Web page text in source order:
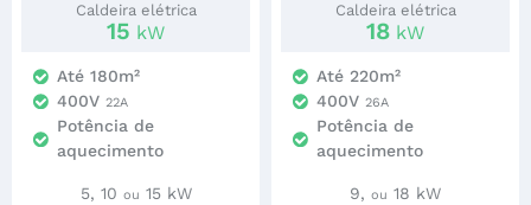
Caldeira elétrica
15 kW
Até 180m²
400V 22A
Potência de
aquecimento
5, 10 ou 15 kW
Caldeira elétrica
18 kW
Até 220m²
400V 26A
Potência de
aquecimento
9, ou 18 kW